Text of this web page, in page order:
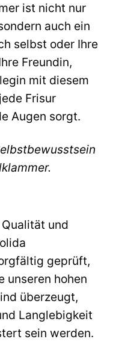
ist nicht nur
auch ein
selbst oder Ihre
Freundin,
mit diesem
Frisur
Augen sorgt.
und
geprüft,
unseren hohen
überzeugt,
Langlebigkeit
sein werden.